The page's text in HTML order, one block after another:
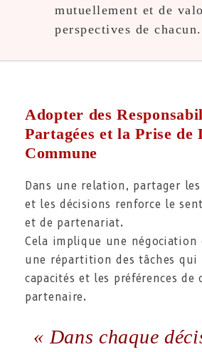
mutuellement et de
perspectives de chacun.
Adopter des
Partagées et la Prise de
Commune
Dans une relation, partager
et les décisions renforce le
et de partenariat.
Cela implique une négociation
une répartition des tâches qui
capacités et les préférences de
partenaire.
« Dans chaque